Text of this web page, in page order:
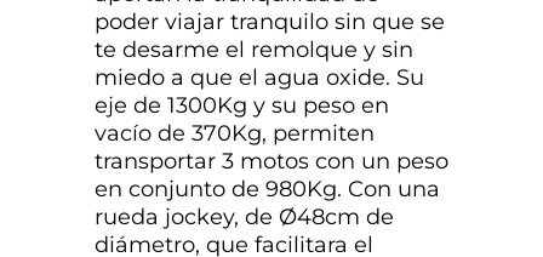
poder viajar tranquilo sin que se
te desarme el remolque y sin
miedo a que el agua oxide. Su
eje de 1300Kg y su peso en
vacío de 370Kg, permiten
transportar 3 motos con un peso
en conjunto de 980Kg. Con una
rueda jockey, de Ø48cm de
diámetro, que facilitara el